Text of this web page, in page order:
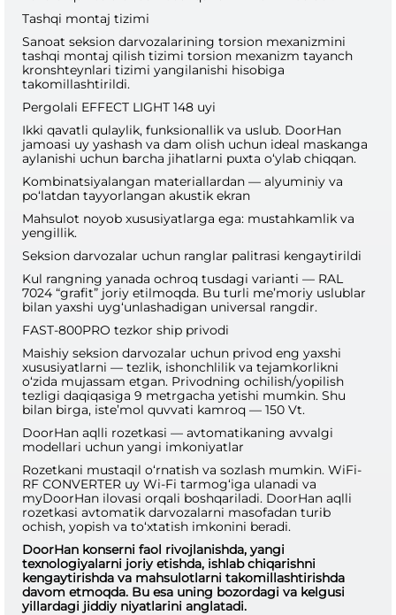
Tashqi montaj tizimi
Sanoat seksion darvozalarining torsion mexanizmini
tashqi montaj qilish tizimi torsion mexanizm tayanch
kronshteynlari tizimi yangilanishi hisobiga
takomillashtirildi.
Pergolali EFFECT LIGHT 148 uyi
Ikki qavatli qulaylik, funksionallik va uslub. DoorHan
jamoasi uy yashash va dam olish uchun ideal maskanga
aylanishi uchun barcha jihatlarni puxta o‘ylab chiqqan.
Kombinatsiyalangan materiallardan — alyuminiy va
po‘latdan tayyorlangan akustik ekran
Mahsulot noyob xususiyatlarga ega: mustahkamlik va
yengillik.
Seksion darvozalar uchun ranglar palitrasi kengaytirildi
Kul rangning yanada ochroq tusdagi varianti — RAL
7024 “grafit” joriy etilmoqda. Bu turli me’moriy uslublar
bilan yaxshi uyg‘unlashadigan universal rangdir.
FAST-800PRO tezkor ship privodi
Maishiy seksion darvozalar uchun privod eng yaxshi
xususiyatlarni — tezlik, ishonchlilik va tejamkorlikni
o‘zida mujassam etgan. Privodning ochilish/yopilish
tezligi daqiqasiga 9 metrgacha yetishi mumkin. Shu
bilan birga, iste’mol quvvati kamroq — 150 Vt.
DoorHan aqlli rozetkasi — avtomatikaning avvalgi
modellari uchun yangi imkoniyatlar
Rozetkani mustaqil o‘rnatish va sozlash mumkin. WiFi-
RF CONVERTER uy Wi-Fi tarmog‘iga ulanadi va
myDoorHan ilovasi orqali boshqariladi. DoorHan aqlli
rozetkasi avtomatik darvozalarni masofadan turib
ochish, yopish va to‘xtatish imkonini beradi.
DoorHan konserni faol rivojlanishda, yangi
texnologiyalarni joriy etishda, ishlab chiqarishni
kengaytirishda va mahsulotlarni takomillashtirishda
davom etmoqda. Bu esa uning bozordagi va kelgusi
yillardagi jiddiy niyatlarini anglatadi.